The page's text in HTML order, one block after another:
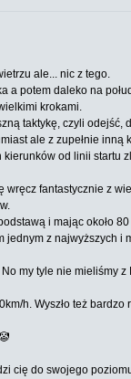
ale... nic z tego.
a potem daleko na
krokami.
taktykę, czyli
ale z zupełnie inną
od linii startu
wręcz fantastycznie z
i mając około
jednym z najwyższych i
my tyle nie mieliśmy
h. Wyszło też
cię do swojego